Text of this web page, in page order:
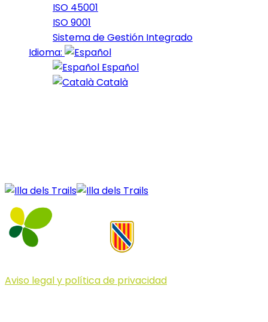
ISO 45001
ISO 9001
Sistema de Gestión Integrado
Idioma:
Español
Català
Aviso legal y política de privacidad